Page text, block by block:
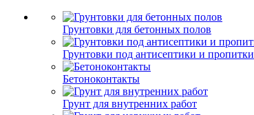
Грунтовки для бетонных полов
Грунтовки под антисептики и пропитки
Бетоноконтакты
Грунт для внутренних работ